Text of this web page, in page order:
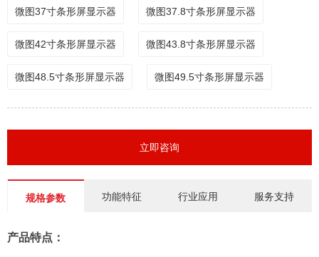
微图37寸条形屏显示器 微图37.8寸条形屏显示器
微图42寸条形屏显示器 微图43.8寸条形屏显示器
微图48.5寸条形屏显示器 微图49.5寸条形屏显示器
立即咨询
规格参数 功能特征 行业应用 服务支持
产品特点：